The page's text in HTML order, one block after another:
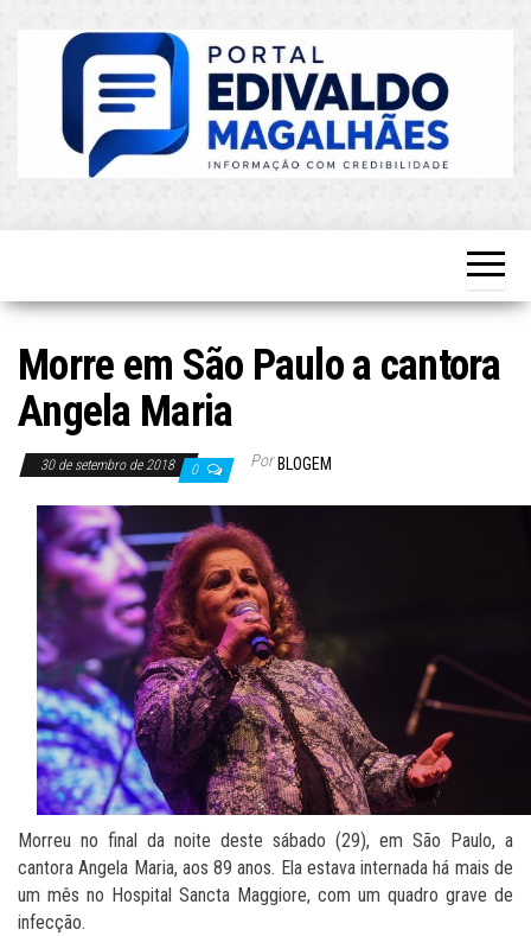
Atualizado!
Morre em São Paulo a cantora
Angela Maria
30 de setembro de 2018 0 Por BLOGEM
Morreu no final da noite deste sábado (29), em São Paulo, a
cantora Angela Maria, aos 89 anos. Ela estava internada há mais de
um mês no Hospital Sancta Maggiore, com um quadro grave de
infecção.